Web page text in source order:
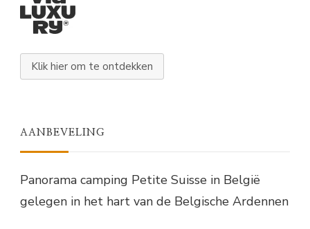
Klik hier om te ontdekken
AANBEVELING
Panorama camping Petite Suisse in België
gelegen in het hart van de Belgische Ardennen